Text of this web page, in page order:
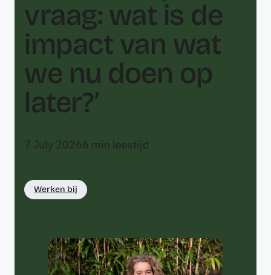
vraag: wat is de
impact van wat
we nu doen op
later?’
7 July 20266 min leestijd
Werken bij